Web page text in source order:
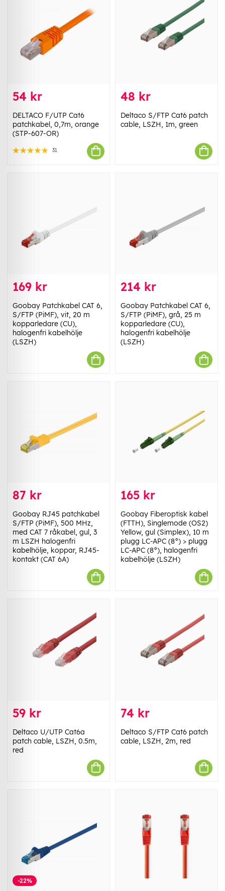
54 kr
DELTACO F/UTP Cat6
patchkabel, 0,7m, orange
(STP-607-OR)
31
48 kr
Deltaco S/FTP Cat6 patch
cable, LSZH, 1m, green
169 kr
Goobay Patchkabel CAT 6,
S/FTP (PiMF), vit, 20 m
kopparledare (CU),
halogenfri kabelhölje
(LSZH)
214 kr
Goobay Patchkabel CAT 6,
S/FTP (PiMF), grå, 25 m
kopparledare (CU),
halogenfri kabelhölje
(LSZH)
87 kr
Goobay RJ45 patchkabel
S/FTP (PiMF), 500 MHz,
med CAT 7 råkabel, gul, 3
m LSZH halogenfri
kabelhölje, koppar, RJ45-
kontakt (CAT 6A)
165 kr
Goobay Fiberoptisk kabel
(FTTH), Singlemode (OS2)
Yellow, gul (Simplex), 10 m
plugg LC-APC (8°) > plugg
LC-APC (8°), halogenfri
kabelhölje (LSZH)
59 kr
Deltaco U/UTP Cat6a
patch cable, LSZH, 0.5m,
red
74 kr
Deltaco S/FTP Cat6 patch
cable, LSZH, 2m, red
-22%